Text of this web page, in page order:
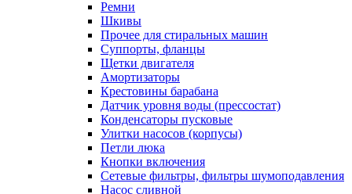
Ремни
Шкивы
Прочее для стиральных машин
Суппорты, фланцы
Щетки двигателя
Амортизаторы
Крестовины барабана
Датчик уровня воды (прессостат)
Конденсаторы пусковые
Улитки насосов (корпусы)
Петли люка
Кнопки включения
Сетевые фильтры, фильтры шумоподавления
Насос сливной